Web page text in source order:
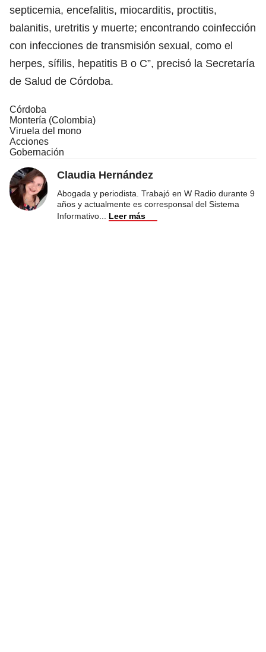
septicemia, encefalitis, miocarditis, proctitis,
balanitis, uretritis y muerte; encontrando coinfección
con infecciones de transmisión sexual, como el
herpes, sífilis, hepatitis B o C”, precisó la Secretaría
de Salud de Córdoba.
Córdoba
Montería (Colombia)
Viruela del mono
Acciones
Gobernación
Claudia Hernández
Abogada y periodista. Trabajó en W Radio durante 9
años y actualmente es corresponsal del Sistema
Informativo
Leer más